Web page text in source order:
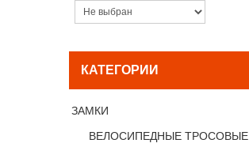
КАТЕГОРИИ
ЗАМКИ
ВЕЛОСИПЕДНЫЕ ТРОСОВЫЕ